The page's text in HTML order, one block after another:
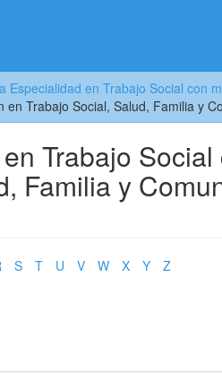
Especialidad en Trabajo Social con
Trabajo Social, Salud, Familia y
Trabajo Social
Familia y
S T U V W X Y Z